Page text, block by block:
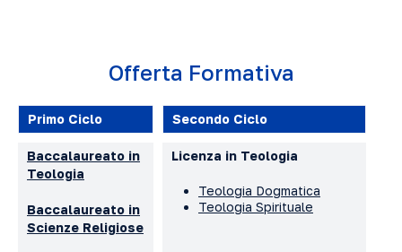
Offerta Formativa
Primo Ciclo Secondo Ciclo
Baccalaureato in
Teologia
Baccalaureato in
Scienze Religiose
Licenza in Teologia
Teologia Dogmatica
Teologia Spirituale